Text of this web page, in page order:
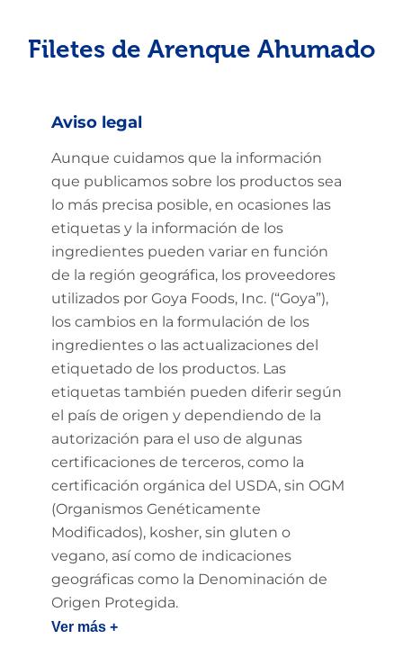
Filetes de Arenque Ahumado
Aviso legal
Aunque cuidamos que la información
que publicamos sobre los productos sea
lo más precisa posible, en ocasiones las
etiquetas y la información de los
ingredientes pueden variar en función
de la región geográfica, los proveedores
utilizados por Goya Foods, Inc. (“Goya”),
los cambios en la formulación de los
ingredientes o las actualizaciones del
etiquetado de los productos. Las
etiquetas también pueden diferir según
el país de origen y dependiendo de la
autorización para el uso de algunas
certificaciones de terceros, como la
certificación orgánica del USDA, sin OGM
(Organismos Genéticamente
Modificados), kosher, sin gluten o
vegano, así como de indicaciones
geográficas como la Denominación de
Origen Protegida.
Ver más +